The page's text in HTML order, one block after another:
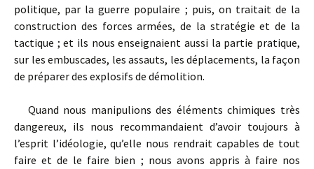
politique, par la guerre populaire ; puis, on traitait de la
construction des forces armées, de la stratégie et de la
tactique ; et ils nous enseignaient aussi la partie pratique,
sur les embuscades, les assauts, les déplacements, la façon
de préparer des explosifs de démolition.
Quand nous manipulions des éléments chimiques très
dangereux, ils nous recommandaient d’avoir toujours à
l’esprit l’idéologie, qu’elle nous rendrait capables de tout
faire et de le faire bien ; nous avons appris à faire nos